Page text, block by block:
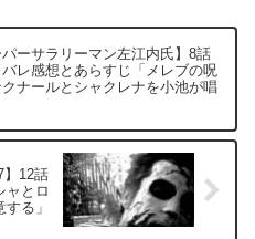
パーサラリーマン左江内氏】8話
レ感想とあらすじ「メレブの呪
ナールとシャクレナを小池が唱
】12話
ャとロ
る」